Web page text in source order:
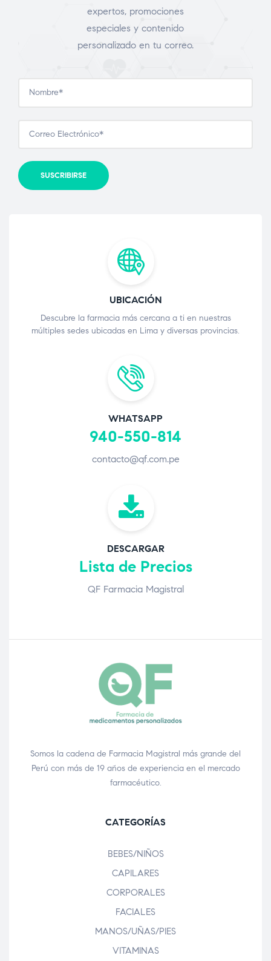
expertos, promociones
especiales y contenido
personalizado en tu correo.
UBICACIÓN
Descubre la farmacia más cercana a ti en nuestras
múltiples sedes ubicadas en Lima y diversas provincias.
WHATSAPP
940-550-814
contacto@qf.com.pe
DESCARGAR
Lista de Precios
QF Farmacia Magistral
Somos la cadena de Farmacia Magistral más grande del
Perú con más de 19 años de experiencia en el mercado
farmacéutico.
CATEGORÍAS
BEBES/NIÑOS
CAPILARES
CORPORALES
FACIALES
MANOS/UÑAS/PIES
VITAMINAS